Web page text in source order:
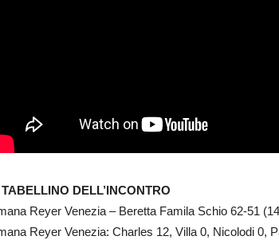
DELL’INCONTRO
Reyer Venezia – Beretta Famila Schio 62-51
Reyer Venezia: Charles 12, Villa 0, Nicolodi 0,